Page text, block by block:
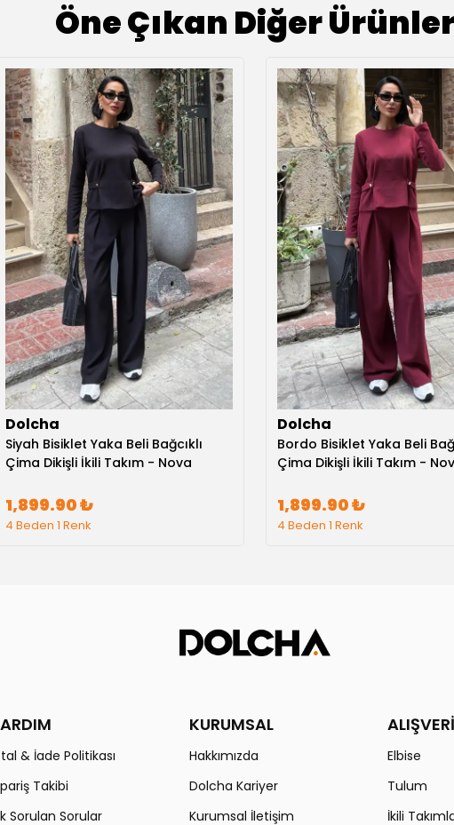
Öne Çıkan Diğer
Dolcha
Siyah Bisiklet Yaka Beli Bağcıklı
Çima Dikişli İkili Takım - Nova
1,899.90 ₺
4 Beden 1 Renk
Dolcha
Bordo Bisiklet Yaka Beli
Çima Dikişli İkili Takım -
1,899.90 ₺
4 Beden 1 Renk
& İade Politikası
Takibi
Sorulan Sorular
KURUMSAL
Hakkımızda
Dolcha Kariyer
Kurumsal İletişim
Elbise
Tulum
İkili